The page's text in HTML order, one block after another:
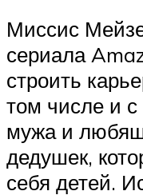
Миссис
сериала
строить
том числе и
мужа и
дедушек,
себя детей.